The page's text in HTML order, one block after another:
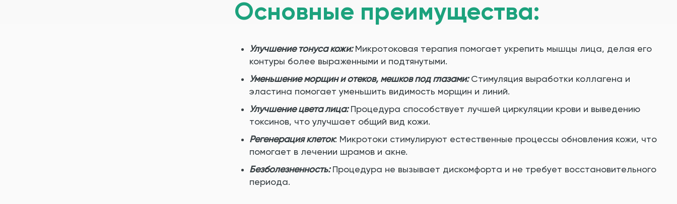
Основные преимущества:
Улучшение тонуса кожи:Микротоковая терапия помогает укрепить мышцы лица, делая его
контуры более выраженными и подтянутыми.
Уменьшение морщин и отеков, мешков под глазами:Стимуляция выработки коллагена и
эластина помогает уменьшить видимость морщин и линий.
Улучшение цвета лица:Процедура способствует лучшей циркуляции крови и выведению
токсинов, что улучшает общий вид кожи.
Регенерация клеток: Микротоки стимулируют естественные процессы обновления кожи, что
помогает в лечении шрамов и акне.
Безболезненность:Процедура не вызывает дискомфорта и не требует восстановительного
периода.